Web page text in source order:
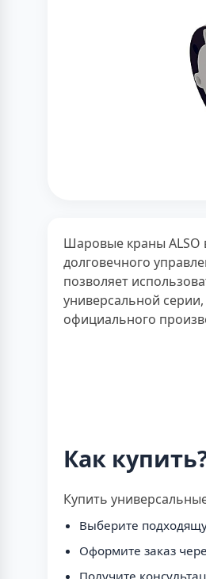
Шаровые краны ALSO
долговечного
позволяет
универсальной
официального
Как
Купить
Выберите
Оформите заказ
Получите